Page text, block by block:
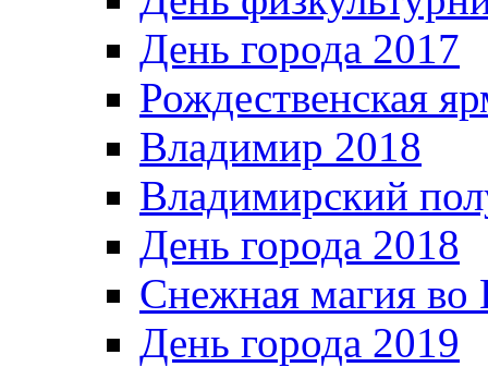
День города 2017
Рождественская
Владимир 2018
Владимирский
День города 2018
Снежная магия во
День города 2019